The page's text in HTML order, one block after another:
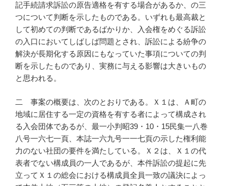
記手続請求訴訟の原告適格を有する場合があるか、の三
つについて判断を示したものである。いずれも最高裁と
して初めての判断であるばかりか、入会権をめぐる訴訟
の入口においてしばしば問題とされ、訴訟による紛争の
解決が長期化する原因にもなっていた事項についての判
断を示したものであり、実務に与える影響は大きいもの
と思われる。
二 事案の概要は、次のとおりである。Ｘ１は、Ａ町の
地域に居住する一定の資格を有する者によって構成され
る入会団体であるが、最一小判昭39・10・15民集一八巻
八号一六七一頁、本誌一六九号一一七頁の示した権利能
力のない社団の要件を満たしている。Ｘ２は、Ｘ１の代
表者でない構成員の一人であるが、本件訴訟の提起に先
立ってＸ１の総会における構成員全員一致の議決によっ